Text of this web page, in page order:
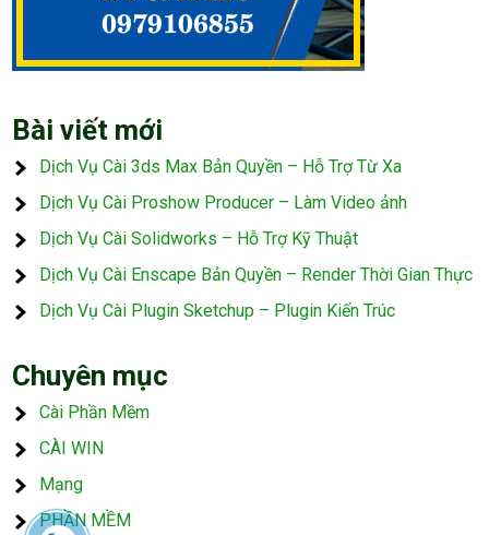
Bài viết mới
Dịch Vụ Cài 3ds Max Bản Quyền – Hỗ Trợ Từ Xa
Dịch Vụ Cài Proshow Producer – Làm Video ảnh
Dịch Vụ Cài Solidworks – Hỗ Trợ Kỹ Thuật
Dịch Vụ Cài Enscape Bản Quyền – Render Thời Gian Thực
Dịch Vụ Cài Plugin Sketchup – Plugin Kiến Trúc
Chuyên mục
Cài Phần Mềm
CÀI WIN
Mạng
PHẦN MỀM